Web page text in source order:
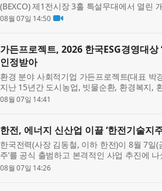
(BEXCO) 제1전시장 3홀 특설무대에서 열린
박람회는 약 355개 부스 규모로 열리며, 관람
08월 07일 14:50
가든프로젝트, 2026 한국ESG경영대
인정받아
환경 분야 사회적기업 가든프로젝트(대표 박
지난 15년간 도시농업, 빗물순환, 환경복지,
술이 종합적으로 평가받은 결과다. 가든...
08월 07일 14:41
한전, 에너지 신산업 이끌 ‘한전기술지
한국전력(사장 김동철, 이하 한전)이 8월 7일
주’를 공식 출범하고 본격적인 사업 추진에
신정훈 의원과 정진욱 의원, 전남광주통...
08월 07일 14:26